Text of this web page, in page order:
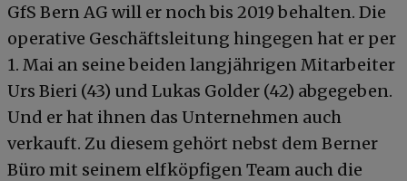
GfS Bern AG will er noch bis 2019 behalten. Die
operative Geschäftsleitung hingegen hat er per
1. Mai an seine beiden langjährigen Mitarbeiter
Urs Bieri (43) und Lukas Golder (42) abgegeben.
Und er hat ihnen das Unternehmen auch
verkauft. Zu diesem gehört nebst dem Berner
Büro mit seinem elfköpfigen Team auch die